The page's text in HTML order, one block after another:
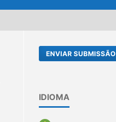
ENVIAR SUBMISSÃO
IDIOMA